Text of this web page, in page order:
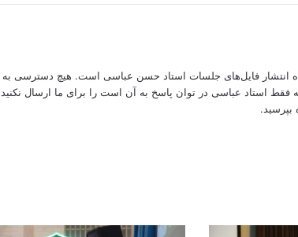
انتشار فایل‌های جلسات استاد حسن عباسی است. هیچ دسترسی به
استاد عباسی در توان پاسخ به آن است را برای ما ارسال نکنید
بپرسید.